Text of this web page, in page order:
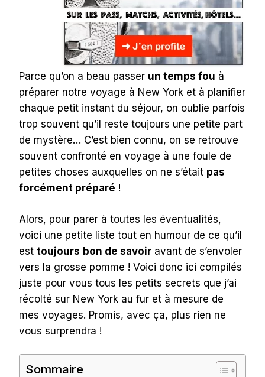
Parce qu’on a beau passer un temps fou à
préparer notre voyage à New York et à planifier
chaque petit instant du séjour, on oublie parfois
trop souvent qu’il reste toujours une petite part
de mystère… C’est bien connu, on se retrouve
souvent confronté en voyage à une foule de
petites choses auxquelles on ne s’était pas
forcément préparé !
Alors, pour parer à toutes les éventualités,
voici une petite liste tout en humour de ce qu’il
est toujours bon de savoir avant de s’envoler
vers la grosse pomme ! Voici donc ici compilés
juste pour vous tous les petits secrets que j’ai
récolté sur New York au fur et à mesure de
mes voyages. Promis, avec ça, plus rien ne
vous surprendra !
Sommaire